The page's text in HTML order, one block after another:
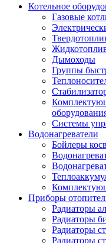
Котельное
Газовые
Дымоходы
Группы
Системы
Водонагреватели
Бойлеры
Приборы
Радиаторы
Радиаторы
Радиаторы
Радиаторы